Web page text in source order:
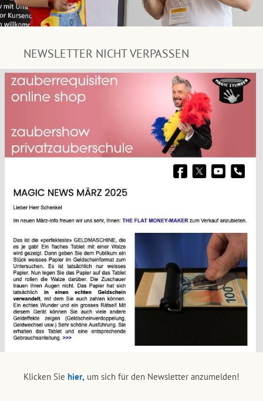
NEWSLETTER NICHT VERPASSEN
Klicken Sie hier, um sich für den Newsletter anzumelden!